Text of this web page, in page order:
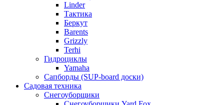
Linder
Тактика
Беркут
Barents
Grizzly
Terhi
Гидроциклы
Yamaha
Сапборды (SUP-board доски)
Садовая техника
Снегоуборщики